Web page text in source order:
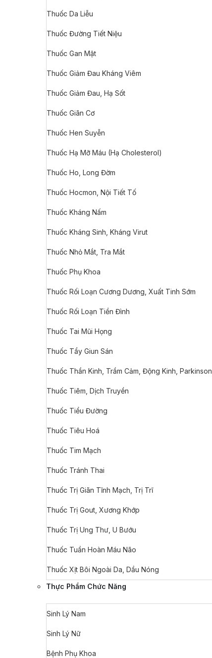
Thuốc Da Liễu
Thuốc Đường Tiết Niệu
Thuốc Gan Mật
Thuốc Giảm Đau Kháng Viêm
Thuốc Giảm Đau, Hạ Sốt
Thuốc Giãn Cơ
Thuốc Hen Suyễn
Thuốc Hạ Mỡ Máu (Hạ Cholesterol)
Thuốc Ho, Long Đờm
Thuốc Hocmon, Nội Tiết Tố
Thuốc Kháng Nấm
Thuốc Kháng Sinh, Kháng Virut
Thuốc Nhỏ Mắt, Tra Mắt
Thuốc Phụ Khoa
Thuốc Rối Loạn Cương Dương, Xuất Tinh Sớm
Thuốc Rối Loạn Tiền Đình
Thuốc Tai Mũi Họng
Thuốc Tẩy Giun Sán
Thuốc Thần Kinh, Trầm Cảm, Động Kinh, Parkinson
Thuốc Tiêm, Dịch Truyền
Thuốc Tiểu Đường
Thuốc Tiêu Hoá
Thuốc Tim Mạch
Thuốc Tránh Thai
Thuốc Trị Giãn Tĩnh Mạch, Trị Trĩ
Thuốc Trị Gout, Xương Khớp
Thuốc Trị Ung Thư, U Bướu
Thuốc Tuần Hoàn Máu Não
Thuốc Xịt Bôi Ngoài Da, Dầu Nóng
Thực Phẩm Chức Năng
Sinh Lý Nam
Sinh Lý Nữ
Bệnh Phụ Khoa